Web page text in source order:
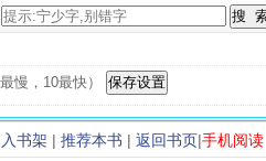
慢，10最快）
书架 | 推荐本书 | 返回书页|手机阅读